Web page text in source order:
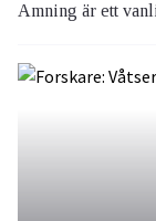
Amning är ett